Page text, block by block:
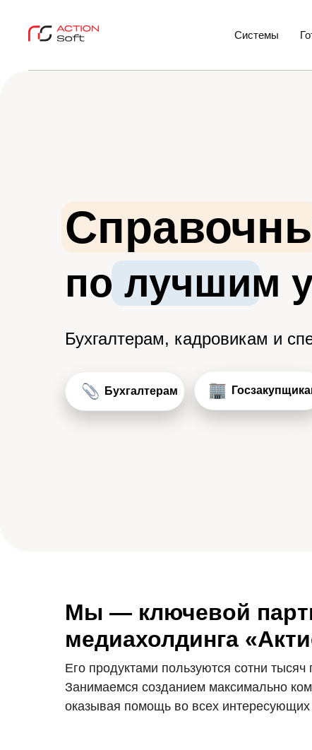
Системы
Бухгалтерам, кадровикам и
по лучшим
Бухгалтерам
Его продуктами пользуются сотни
Занимаемся созданием максимально
оказывая помощь во всех интересующих
Мы — ключевой
медиахолдинга